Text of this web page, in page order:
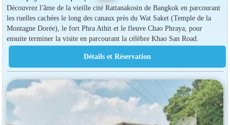
Découvrez l'âme de la vieille cité Rattanakosin de Bangkok en parcourant
les ruelles cachées le long des canaux près du Wat Saket (Temple de la
Montagne Dorée), le fort Phra Athit et le fleuve Chao Phraya, pour
ensuite terminer la visite en parcourant la célèbre Khao San Road.